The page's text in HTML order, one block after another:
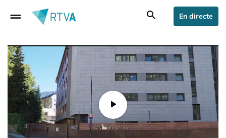
drag_handle search En directe